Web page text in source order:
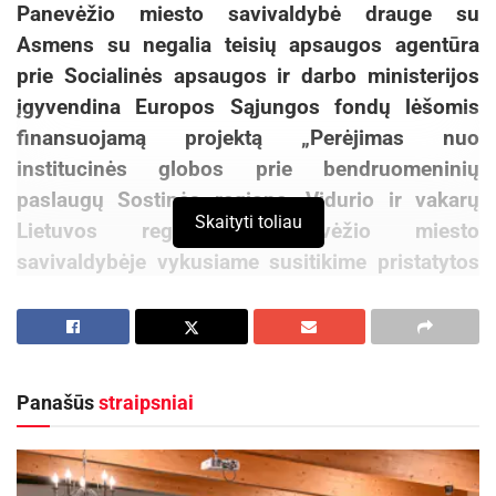
Panevėžio miesto savivaldybė drauge su
Asmens su negalia teisių apsaugos agentūra
prie Socialinės apsaugos ir darbo ministerijos
įgyvendina Europos Sąjungos fondų lėšomis
finansuojamą projektą „Perėjimas nuo
institucinės globos prie bendruomeninių
paslaugų Sostinės regione, Vidurio ir vakarų
Lietuvos regione“. Panevėžio miesto
savivaldybėje vykusiame susitikime pristatytos
bendruomeninių paslaugų plėtros kryptys ir
„Kiekvienam žmogui svarbu gyventi aplinkoje,
priimti sprendimus dėl savo gyvenimo.
Skaityti toliau
Panašūsstraipsniai